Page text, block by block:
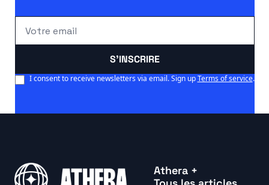
S'INSCRIRE
I consent to receive newsletters via email. Sign up Terms of service.
Athera +